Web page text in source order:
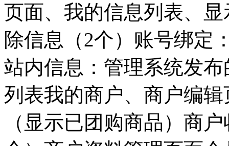
页面、我的信息列表、
除信息（2个）账号绑定
站内信息：管理系统发
列表我的商户、商户编
（显示已团购商品）商